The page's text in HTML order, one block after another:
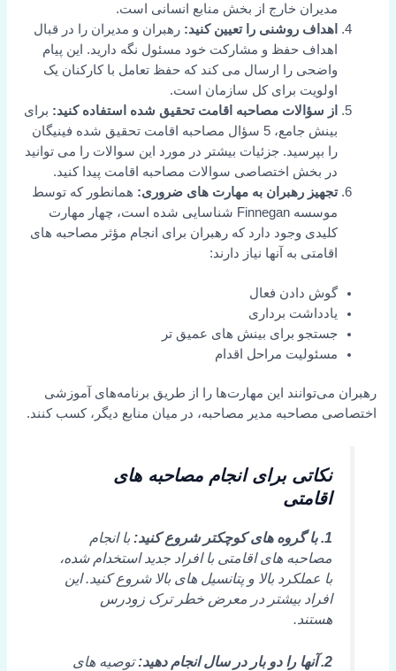
مدیران خارج از بخش منابع انسانی است.
اهداف روشنی را تعیین کنید: رهبران و مدیران را در قبال
اهداف حفظ و مشارکت خود مسئول نگه دارید. این پیام
واضحی را ارسال می کند که حفظ تعامل با کارکنان یک
اولویت برای کل سازمان است.
از سؤالات مصاحبه اقامت تحقیق شده استفاده کنید: برای
بینش جامع، 5 سؤال مصاحبه اقامت تحقیق شده فینیگان
را بپرسید. جزئیات بیشتر در مورد این سوالات را می توانید
در بخش اختصاصی سوالات مصاحبه اقامت پیدا کنید.
تجهیز رهبران به مهارت های ضروری: همانطور که توسط
موسسه Finnegan شناسایی شده است، چهار مهارت
کلیدی وجود دارد که رهبران برای انجام مؤثر مصاحبه های
اقامتی به آنها نیاز دارند:
گوش دادن فعال
یادداشت برداری
جستجو برای بینش های عمیق تر
مسئولیت مراحل اقدام
رهبران می‌توانند این مهارت‌ها را از طریق برنامه‌های آموزشی
اختصاصی مصاحبه مدیر مصاحبه، در میان منابع دیگر، کسب کنند.
نکاتی برای انجام مصاحبه های
اقامتی
1. با گروه های کوچکتر شروع کنید:
با انجام
مصاحبه های اقامتی با افراد جدید استخدام شده،
با عملکرد بالا و پتانسیل های بالا شروع کنید. این
افراد بیشتر در معرض خطر ترک زودرس
هستند.
2. آنها را دو بار در سال انجام دهید:
توصیه های